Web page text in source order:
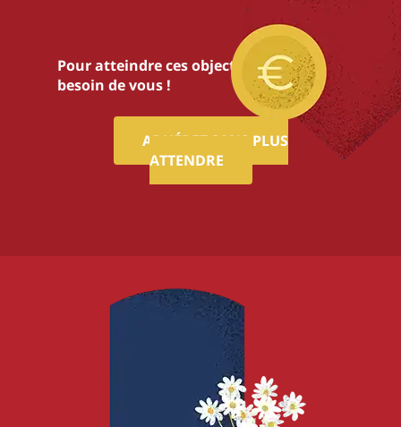
Pour atteindre ces objectifs,nous avons
besoin de vous !
ADHÉREZ SANS PLUS
ATTENDRE